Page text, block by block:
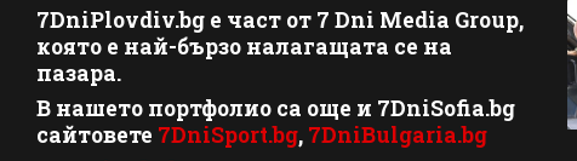
7DniPlovdiv.bg e част от 7 Dni Media Group,
която е най-бързо налагащата се на
пазара.
В нашето портфолио са още и 7DniSofia.bg
сайтовете 7DniSport.bg, 7DniBulgaria.bg